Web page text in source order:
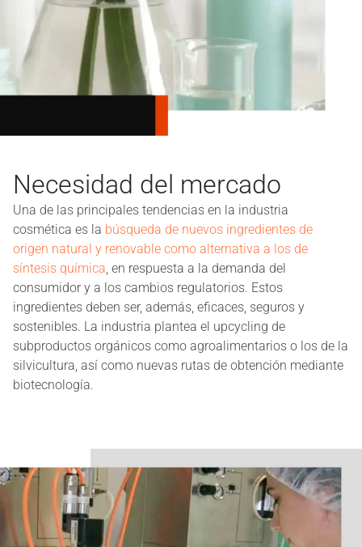
Necesidad del mercado
Una de las principales tendencias en la industria
cosmética es la búsqueda de nuevos ingredientes de
origen natural y renovable como alternativa a los de
síntesis química , en respuesta a la demanda del
consumidor y a los cambios regulatorios. Estos
ingredientes deben ser, además, eficaces, seguros y
sostenibles. La industria plantea el upcycling de
subproductos orgánicos como agroalimentarios o los de la
silvicultura, así como nuevas rutas de obtención mediante
biotecnología.